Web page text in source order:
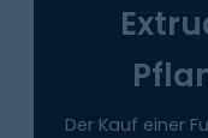
Der Kauf einer